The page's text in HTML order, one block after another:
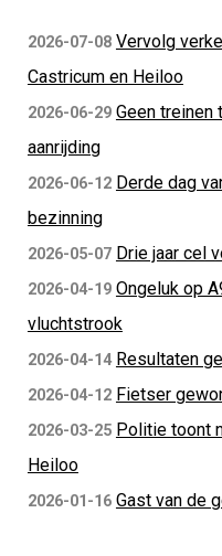
2026-07-08 Vervolg
Castricum en Heiloo
2026-06-29 Geen treinen
aanrijding
2026-06-12 Derde dag
bezinning
2026-05-07 Drie jaar cel
2026-04-19 Ongeluk op
vluchtstrook
2026-04-14 Resultaten
2026-04-12 Fietser
2026-03-25 Politie toont
Heiloo
2026-01-16 Gast van de